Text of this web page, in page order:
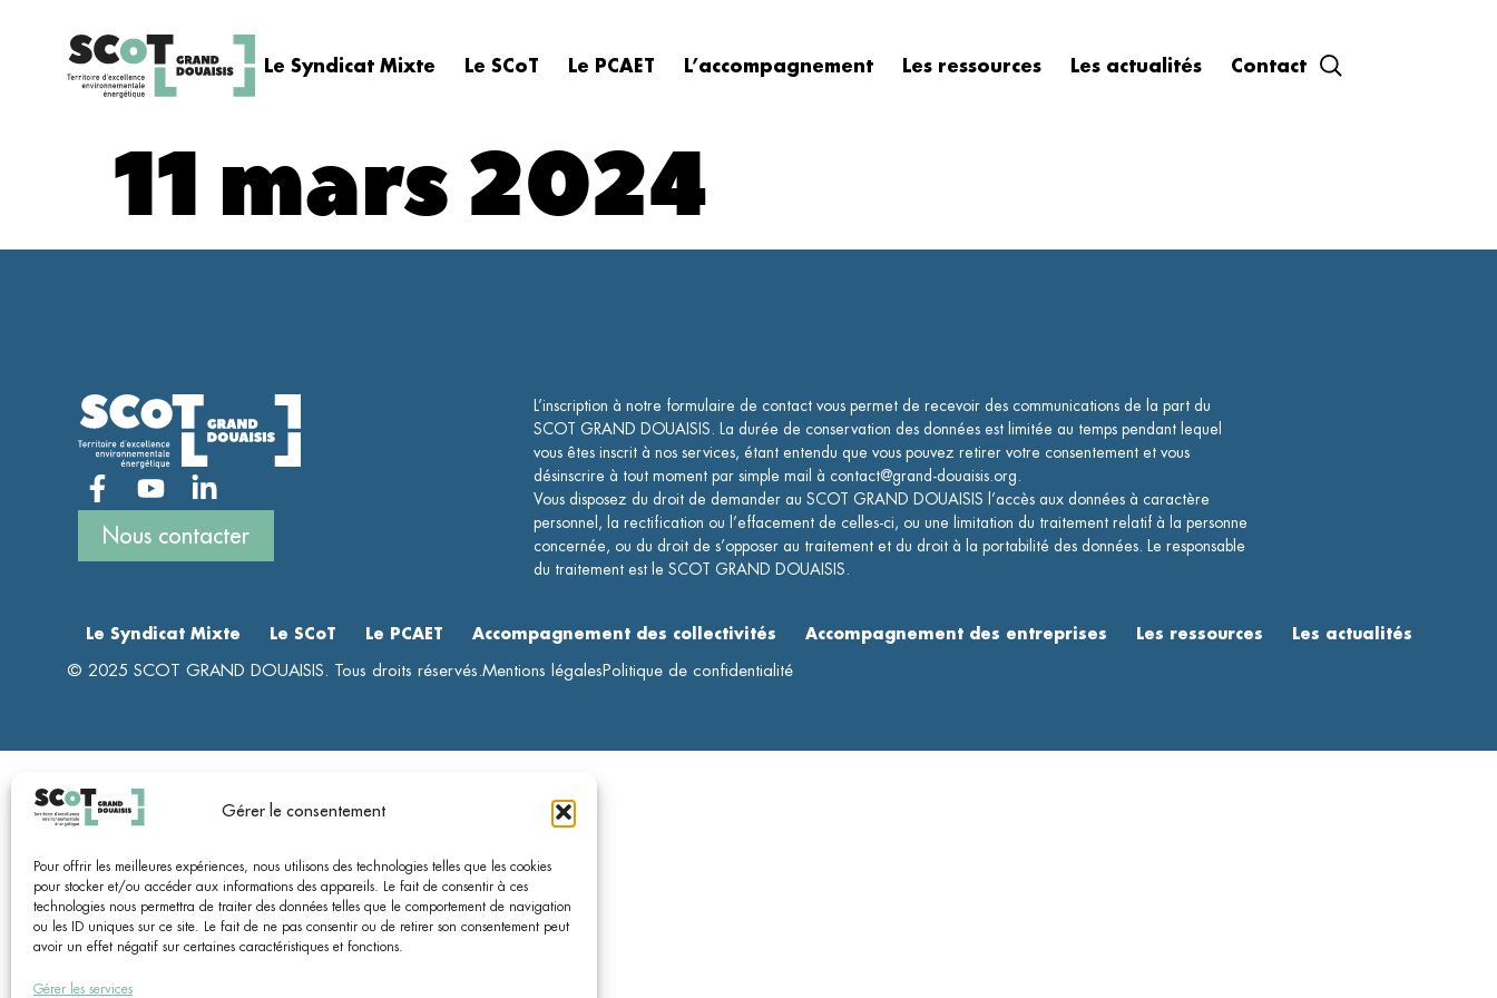
Gérer le consentement
Pour offrir les meilleures expériences, nous utilisons des technologies telles que les cookies
pour stocker et/ou accéder aux informations des appareils. Le fait de consentir à ces
technologies nous permettra de traiter des données telles que le comportement de navigation
ou les ID uniques sur ce site. Le fait de ne pas consentir ou de retirer son consentement peut
avoir un effet négatif sur certaines caractéristiques et fonctions.
Gérer les services
Le Syndicat Mixte Le SCoT Le PCAET L’accompagnement Les ressources Les actualités Contact
11 mars 2024
Nous contacter
L’inscription à notre formulaire de contact vous permet de recevoir des communications de la part du
SCOT GRAND DOUAISIS. La durée de conservation des données est limitée au temps pendant lequel
vous êtes inscrit à nos services, étant entendu que vous pouvez retirer votre consentement et vous
désinscrire à tout moment par simple mail à contact@grand-douaisis.org.
Vous disposez du droit de demander au SCOT GRAND DOUAISIS l’accès aux données à caractère
personnel, la rectification ou l’effacement de celles-ci, ou une limitation du traitement relatif à la personne
concernée, ou du droit de s’opposer au traitement et du droit à la portabilité des données. Le responsable
du traitement est le SCOT GRAND DOUAISIS.
Le Syndicat Mixte Le SCoT Le PCAET Accompagnement des collectivités Accompagnement des entreprises Les ressources Les actualités
© 2025 SCOT GRAND DOUAISIS. Tous droits réservés.Mentions légales Politique de confidentialité